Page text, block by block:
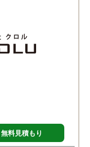
夫を黙らせるには最も有
的な方法だと信じていま
無料見積もり